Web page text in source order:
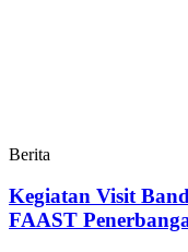
Berita
Kegiatan Visit
FAAST